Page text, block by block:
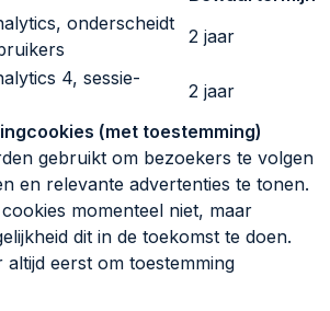
onderscheidt
2 jaar
4, sessie-
2 jaar
(met toestemming)
gebruikt om bezoekers te volgen
en relevante advertenties te tonen.
momenteel niet, maar
dit in de toekomst te doen.
eerst om toestemming